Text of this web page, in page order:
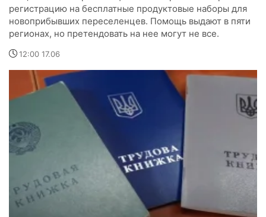
регистрацию на бесплатные продуктовые наборы для
новоприбывших переселенцев. Помощь выдают в пяти
регионах, но претендовать на нее могут не все.
12:00 17.06